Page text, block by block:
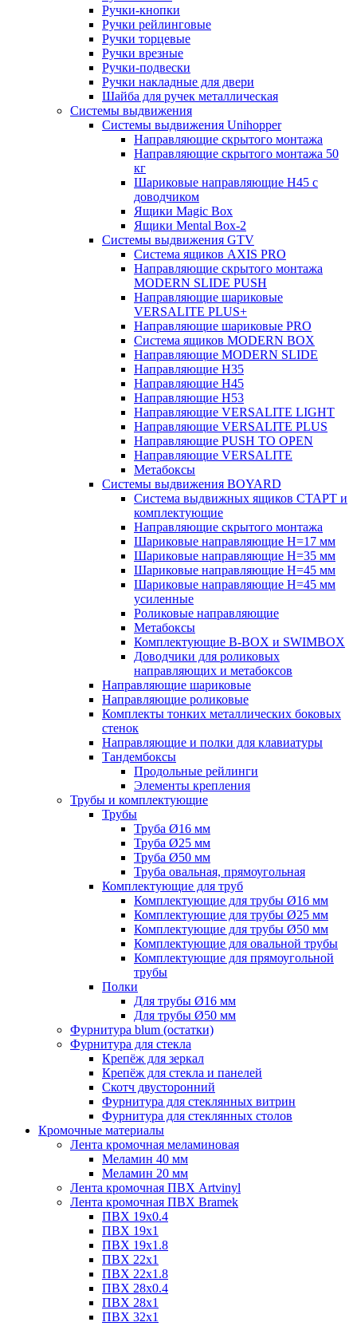
Ручки-кнопки
Ручки рейлинговые
Ручки торцевые
Ручки врезные
Ручки-подвески
Ручки накладные для двери
Шайба для ручек металлическая
Системы выдвижения
Системы выдвижения Unihopper
Направляющие скрытого монтажа
Направляющие скрытого монтажа 50
кг
Шариковые направляющие H45 с
доводчиком
Ящики Magic Box
Ящики Mental Box-2
Системы выдвижения GTV
Система ящиков AXIS PRO
Направляющие скрытого монтажа
MODERN SLIDE PUSH
Направляющие шариковые
VERSALITE PLUS+
Направляющие шариковые PRO
Система ящиков MODERN BOX
Направляющие MODERN SLIDE
Направляющие H35
Направляющие H45
Направляющие H53
Направляющие VERSALITE LIGHT
Направляющие VERSALITE PLUS
Направляющие PUSH TO OPEN
Направляющие VERSALITE
Метабоксы
Системы выдвижения BOYARD
Система выдвижных ящиков СТАРТ и
комплектующие
Направляющие скрытого монтажа
Шариковые направляющие H=17 мм
Шариковые направляющие H=35 мм
Шариковые направляющие H=45 мм
Шариковые направляющие H=45 мм
усиленные
Роликовые направляющие
Метабоксы
Комплектующие B-BOX и SWIMBOX
Доводчики для роликовых
направляющих и метабоксов
Направляющие шариковые
Направляющие роликовые
Комплекты тонких металлических боковых
стенок
Направляющие и полки для клавиатуры
Тандембоксы
Продольные рейлинги
Элементы крепления
Трубы и комплектующие
Трубы
Труба Ø16 мм
Труба Ø25 мм
Труба Ø50 мм
Труба овальная, прямоугольная
Комплектующие для труб
Комплектующие для трубы Ø16 мм
Комплектующие для трубы Ø25 мм
Комплектующие для трубы Ø50 мм
Комплектующие для овальной трубы
Комплектующие для прямоугольной
трубы
Полки
Для трубы Ø16 мм
Для трубы Ø50 мм
Фурнитура blum (остатки)
Фурнитура для стекла
Крепёж для зеркал
Крепёж для стекла и панелей
Скотч двусторонний
Фурнитура для стеклянных витрин
Фурнитура для стеклянных столов
Кромочные материалы
Лента кромочная меламиновая
Меламин 40 мм
Меламин 20 мм
Лента кромочная ПВХ Artvinyl
Лента кромочная ПВХ Bramek
ПВХ 19x0.4
ПВХ 19х1
ПВХ 19х1.8
ПВХ 22х1
ПВХ 22х1.8
ПВХ 28х0.4
ПВХ 28х1
ПВХ 32x1